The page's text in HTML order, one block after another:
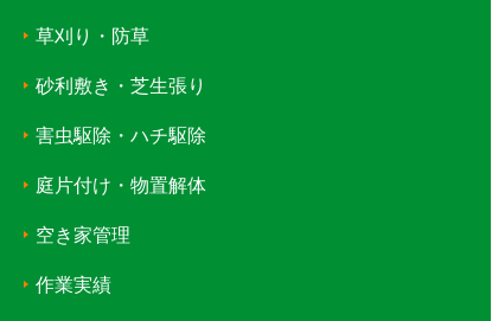
草刈り・防草
砂利敷き・芝生張り
害虫駆除・ハチ駆除
庭片付け・物置解体
空き家管理
作業実績